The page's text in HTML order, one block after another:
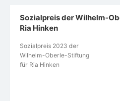
Sozialpreis der Wilhelm-
Ria Hinken
Sozialpreis 2023 der
Wilhelm-Oberle-Stiftung
für Ria Hinken